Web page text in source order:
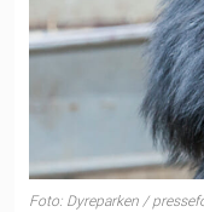
Foto: Dyreparken /